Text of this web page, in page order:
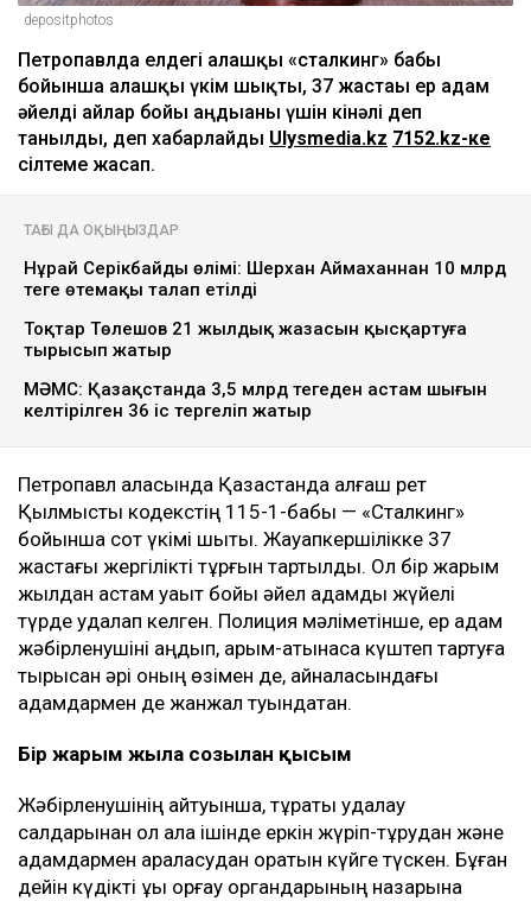
depositphotos
Петропавлда елдегі алғашқы «сталкинг» бабы
бойынша алғашқы үкім шықты, 37 жастағы ер адам
әйелді айлар бойы аңдығаны үшін кінәлі деп
танылды, деп хабарлайды Ulysmedia.kz 7152.kz-ке
сілтеме жасап.
ТАҒЫ ДА ОҚЫҢЫЗДАР
Нұрай Серікбайдың өлімі: Шерхан Аймаханнан 10 млрд
теңге өтемақы талап етілді
Тоқтар Төлешов 21 жылдық жазасын қысқартуға
тырысып жатыр
МӘМС: Қазақстанда 3,5 млрд теңгеден астам шығын
келтірілген 36 іс тергеліп жатыр
Петропавл қаласында Қазақстанда алғаш рет
Қылмыстық кодекстің 115-1-бабы — «Сталкинг»
бойынша сот үкімі шықты. Жауапкершілікке 37
жастағы жергілікті тұрғын тартылды. Ол бір жарым
жылдан астам уақыт бойы әйел адамды жүйелі
түрде қудалап келген. Полиция мәліметінше, ер адам
жәбірленушіні аңдып, қарым-қатынасқа күштеп тартуға
тырысқан әрі оның өзімен де, айналасындағы
адамдармен де жанжал туындатқан.
Бір жарым жылға созылған қысым
Жәбірленушінің айтуынша, тұрақты қудалау
салдарынан ол қала ішінде еркін жүріп-тұрудан және
адамдармен араласудан қорқатын күйге түскен. Бұған
дейін күдікті құқық қорғау органдарының назарына